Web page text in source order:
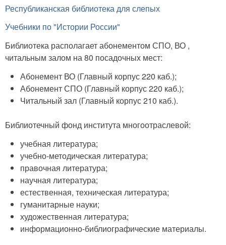
Республиканская библиотека для слепых
Учебники по "Истории России"
Библиотека располагает абонементом СПО, ВО ,
читальным залом на 80 посадочных мест:
Абонемент ВО (Главный корпус 220 каб.);
Абонемент СПО (Главный корпус 220 каб.);
Читальный зал (Главный корпус 210 каб.).
Библиотечный фонд института многоотраслевой:
учебная литература;
учебно-методическая литература;
правочная литература;
научная литература;
естественная, техническая литература;
гуманитарные науки;
художественная литература;
информационно-библиографические материалы.